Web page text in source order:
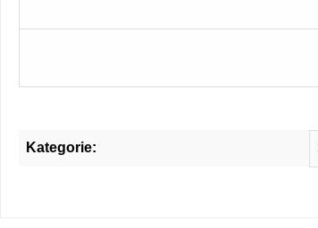
Kategorie: